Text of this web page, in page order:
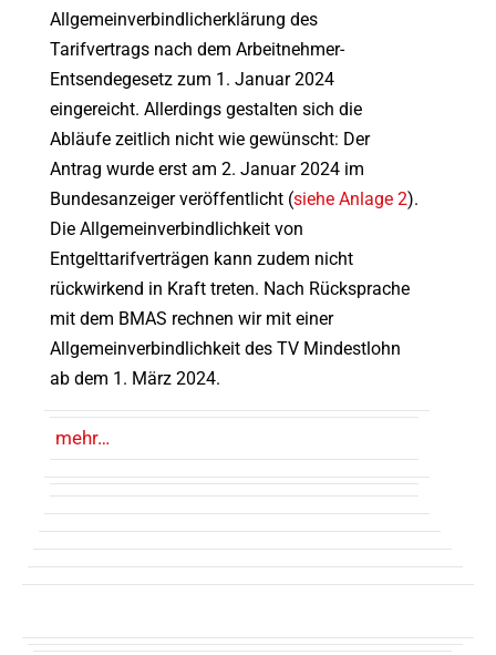
Allgemeinverbindlicherklärung des
Tarifvertrags nach dem Arbeitnehmer-
Entsendegesetz zum 1. Januar 2024
eingereicht. Allerdings gestalten sich die
Abläufe zeitlich nicht wie gewünscht: Der
Antrag wurde erst am 2. Januar 2024 im
Bundesanzeiger veröffentlicht (siehe Anlage 2).
Die Allgemeinverbindlichkeit von
Entgelttarifverträgen kann zudem nicht
rückwirkend in Kraft treten. Nach Rücksprache
mit dem BMAS rechnen wir mit einer
Allgemeinverbindlichkeit des TV Mindestlohn
ab dem 1. März 2024.
mehr…